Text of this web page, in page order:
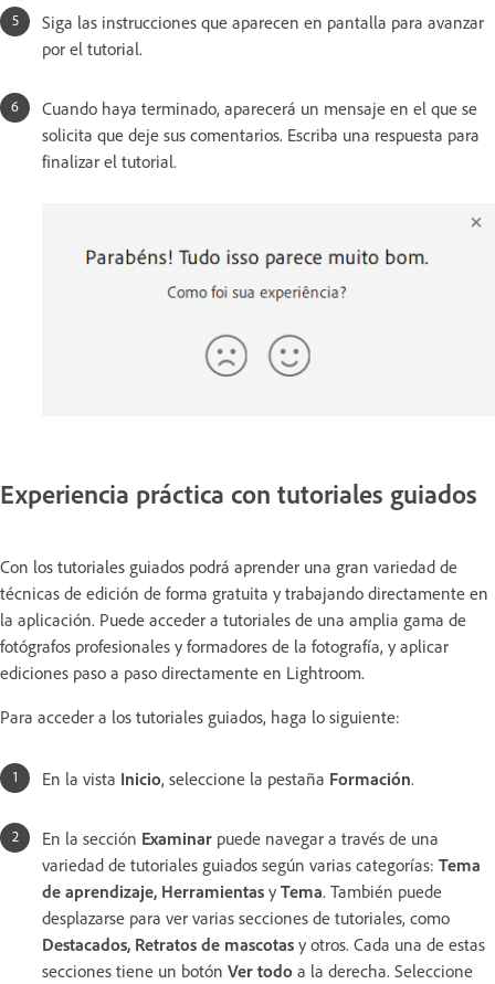
Siga las instrucciones que aparecen en pantalla para avanzar
por el tutorial.
Cuando haya terminado, aparecerá un mensaje en el que se
solicita que deje sus comentarios. Escriba una respuesta para
finalizar el tutorial.
Experiencia práctica con tutoriales guiados
Con los tutoriales guiados podrá aprender una gran variedad de
técnicas de edición de forma gratuita y trabajando directamente en
la aplicación. Puede acceder a tutoriales de una amplia gama de
fotógrafos profesionales y formadores de la fotografía, y aplicar
ediciones paso a paso directamente en Lightroom.
Para acceder a los tutoriales guiados, haga lo siguiente:
En la vista Inicio, seleccione la pestaña Formación.
En la sección Examinar puede navegar a través de una
variedad de tutoriales guiados según varias categorías: Tema
de aprendizaje, Herramientas y Tema. También puede
desplazarse para ver varias secciones de tutoriales, como
Destacados, Retratos de mascotas y otros. Cada una de estas
secciones tiene un botón Ver todo a la derecha. Seleccione